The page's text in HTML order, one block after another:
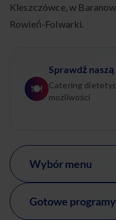
Kleszczówce, w
Rowień-Folwarki.
🍽️
Sprawdź
Catering
możliwości
Wybór menu
Gotowe